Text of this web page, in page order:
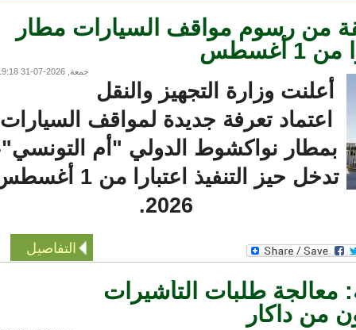
15 دقيقة من رسوم مواقف السيارات مطار
جمعة, 2026-07-31 19:18
أعلنت وزارة التجهيز والنقل
اعتماد تعرفة جديدة لمواقف السيارات
بمطار نواكشوط الدولي "أم التونسي"،
تدخل حيز التنفيذ اعتبارا من 1 أغسطس
2026.
التفاصيل
طلبات التأشيرات
من داكار